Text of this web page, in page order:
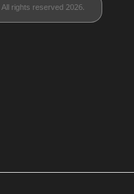
rights reserved 2026.